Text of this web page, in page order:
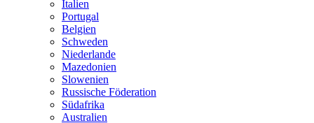
Italien
Portugal
Belgien
Schweden
Niederlande
Mazedonien
Slowenien
Russische Föderation
Südafrika
Australien